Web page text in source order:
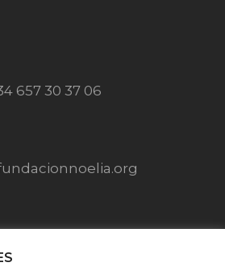
657 30 37 06